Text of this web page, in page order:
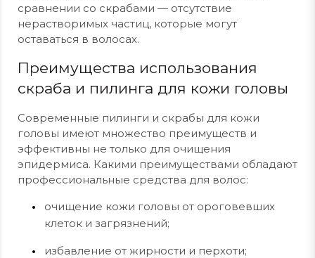
сравнении со скрабами — отсутствие
нерастворимых частиц, которые могут
оставаться в волосах.
Преимущества использования
скраба и пилинга для кожи головы
Современные пилинги и скрабы для кожи
головы имеют множество преимуществ и
эффективны не только для очищения
эпидермиса. Какими преимуществами обладают
профессиональные средства для волос:
очищение кожи головы от ороговевших
клеток и загрязнений;
избавление от жирности и перхоти;